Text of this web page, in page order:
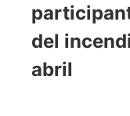
del
abril